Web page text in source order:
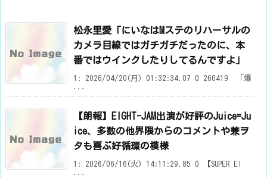
松永里愛「にいなはMステのリハーサルの
カメラ目線ではガチガチだったのに、本
番ではウインクしたりしてるんですよ」
1: 2026/04/20(月) 01:32:34.07 0 260419 「爆
...
【朗報】EIGHT-JAM出演が好評のJuice=Ju
ice、多数の他界隈からのコメントや兼ヲ
タも喜ぶ好循環の模様
1: 2026/06/16(火) 14:11:29.85 0 【SUPER EI
...